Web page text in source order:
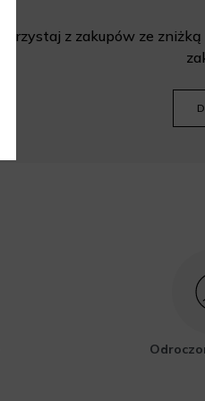
Korzystaj z zakupów ze